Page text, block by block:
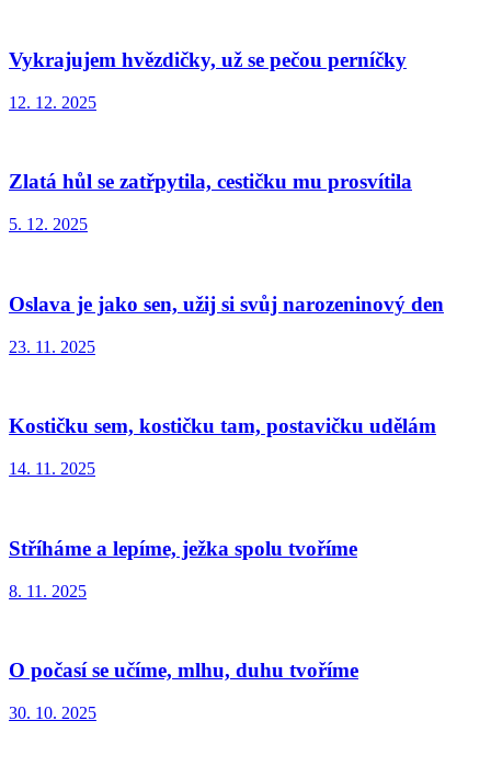
Vykrajujem hvězdičky, už se pečou perníčky
12. 12. 2025
Zlatá hůl se zatřpytila, cestičku mu prosvítila
5. 12. 2025
Oslava je jako sen, užij si svůj narozeninový den
23. 11. 2025
Kostičku sem, kostičku tam, postavičku udělám
14. 11. 2025
Stříháme a lepíme, ježka spolu tvoříme
8. 11. 2025
O počasí se učíme, mlhu, duhu tvoříme
30. 10. 2025